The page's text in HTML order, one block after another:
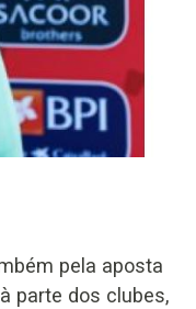
pela aposta
parte dos clubes,